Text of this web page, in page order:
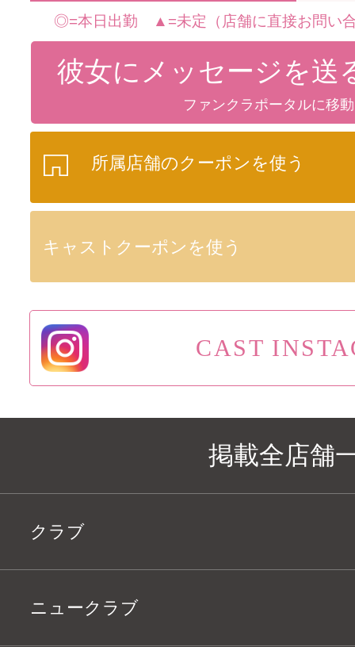
◎=本日出勤 ▲=未定（店舗に直接お問い
彼女にメッセージを送
ファンクラポータルに移
所属店舗のクーポンを使う
キャストクーポンを使う
CAST
掲載全店舗
クラブ
ニュークラブ